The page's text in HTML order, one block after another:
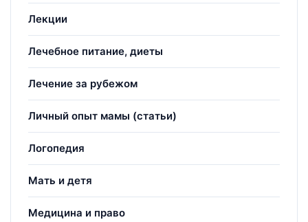
Лекции
Лечебное питание, диеты
Лечение за рубежом
Личный опыт мамы (статьи)
Логопедия
Мать и детя
Медицина и право